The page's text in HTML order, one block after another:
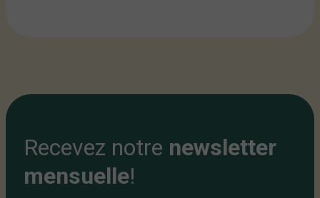
Recevez notre newsletter
mensuelle!